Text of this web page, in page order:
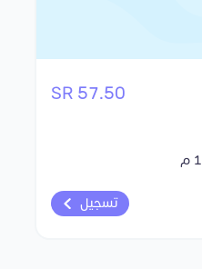
57.50 SR
تسجيل